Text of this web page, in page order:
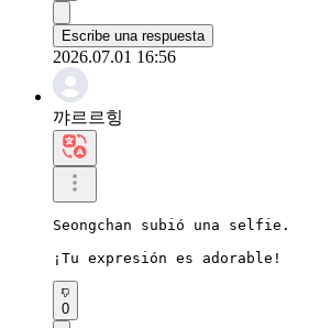
Escribe una respuesta
2026.07.01 16:56
꺄르르힝
Seongchan subió una selfie.
¡Tu expresión es adorable!
0